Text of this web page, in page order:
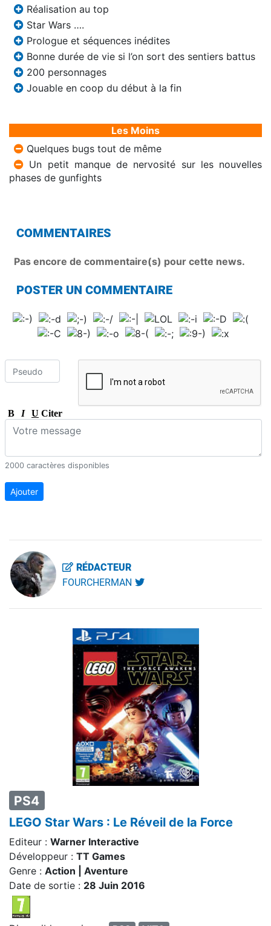
RÉDACTEUR
FOURCHERMAN
PS4
LEGO Star Wars : Le Réveil de la Force
Editeur : Warner Interactive
Développeur : TT Games
Genre : Action | Aventure
Date de sortie : 28 Juin 2016
Réalisation au top
Star Wars ….
Prologue et séquences inédites
Bonne durée de vie si l’on sort des sentiers battus
200 personnages
Jouable en coop du début à la fin
Les Moins
Quelques bugs tout de même
Un petit manque de nervosité sur les nouvelles
phases de gunfights
COMMENTAIRES
Pas encore de commentaire(s) pour cette news.
POSTER UN COMMENTAIRE
B I U Citer
2000 caractères disponibles
Ajouter